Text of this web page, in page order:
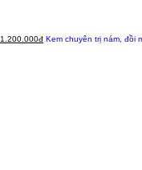
1.200.000đ Kem chuyên trị nám, đồi